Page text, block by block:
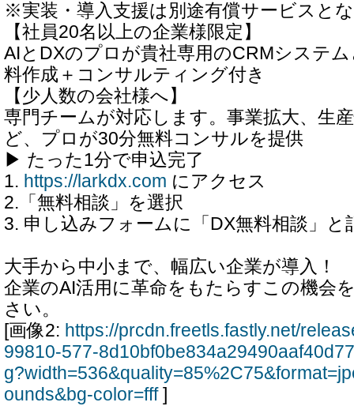
※実装・導入支援は別途有償サービスと
【社員20名以上の企業様限定】
AIとDXのプロが貴社専用のCRMシステ
料作成＋コンサルティング付き
【少人数の会社様へ】
専門チームが対応します。事業拡大、生
ど、プロが30分無料コンサルを提供
▶︎ たった1分で申込完了
1. https://larkdx.com にアクセス
2.「無料相談」を選択
3. 申し込みフォームに「DX無料相談」と
大手から中小まで、幅広い企業が導入！
企業のAI活用に革命をもたらすこの機会
さい。
[画像2: https://prcdn.freetls.fastly.net/
99810-577-
ounds&bg-color=fff]